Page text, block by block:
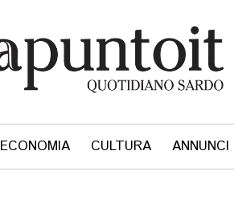
ECONOMIA CULTURA ANNUNCI